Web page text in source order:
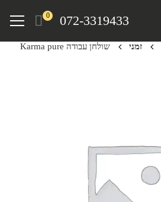
072-3319433
0
Menu
זמני שולחן עבודה Karma pure